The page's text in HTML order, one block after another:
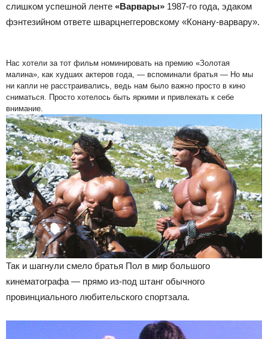
слишком успешной ленте «Варвары» 1987-го года, эдаком
фэнтезийном ответе шварцнеггеровскому «Конану-варвару».
Нас хотели за тот фильм номинировать на премию «Золотая
малина», как худших актеров года, — вспоминали братья — Но мы
ни капли не расстраивались, ведь нам было важно просто в кино
сниматься. Просто хотелось быть яркими и привлекать к себе
внимание.
Так и шагнули смело братья Пол в мир большого
кинематографа — прямо из-под штанг обычного
провинциального любительского спортзала.